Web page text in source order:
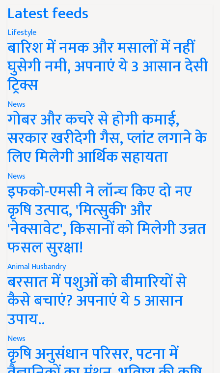
Latest feeds
Lifestyle
बारिश में नमक और मसालों में नहीं
घुसेगी नमी, अपनाएं ये 3 आसान देसी
ट्रिक्स
News
गोबर और कचरे से होगी कमाई,
सरकार खरीदेगी गैस, प्लांट लगाने के
लिए मिलेगी आर्थिक सहायता
News
इफको-एमसी ने लॉन्च किए दो नए
कृषि उत्पाद, 'मित्सुकी' और
'नेक्सावेट', किसानों को मिलेगी उन्नत
फसल सुरक्षा!
Animal Husbandry
बरसात में पशुओं को बीमारियों से
कैसे बचाएं? अपनाएं ये 5 आसान
उपाय..
News
कृषि अनुसंधान परिसर, पटना में